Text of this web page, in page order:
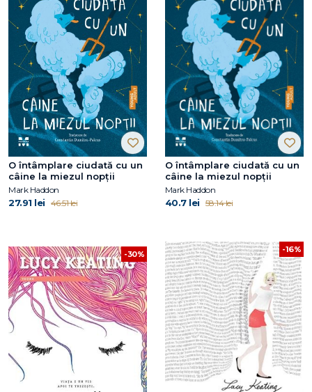
O întâmplare ciudată cu un
câine la miezul nopţii
Mark Haddon
27.91 lei 46.51 lei
O întâmplare ciudată cu un
câine la miezul nopţii
Mark Haddon
40.7 lei 58.14 lei
-30%
-16%